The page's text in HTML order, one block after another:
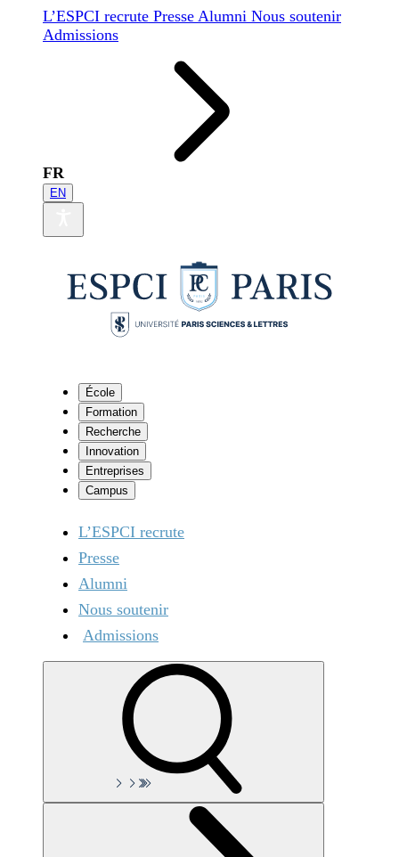
L’ESPCI recrute Presse Alumni Nous soutenir
Admissions
FR
EN
École
Formation
Recherche
Innovation
Entreprises
Campus
L’ESPCI recrute
Presse
Alumni
Nous soutenir
Admissions